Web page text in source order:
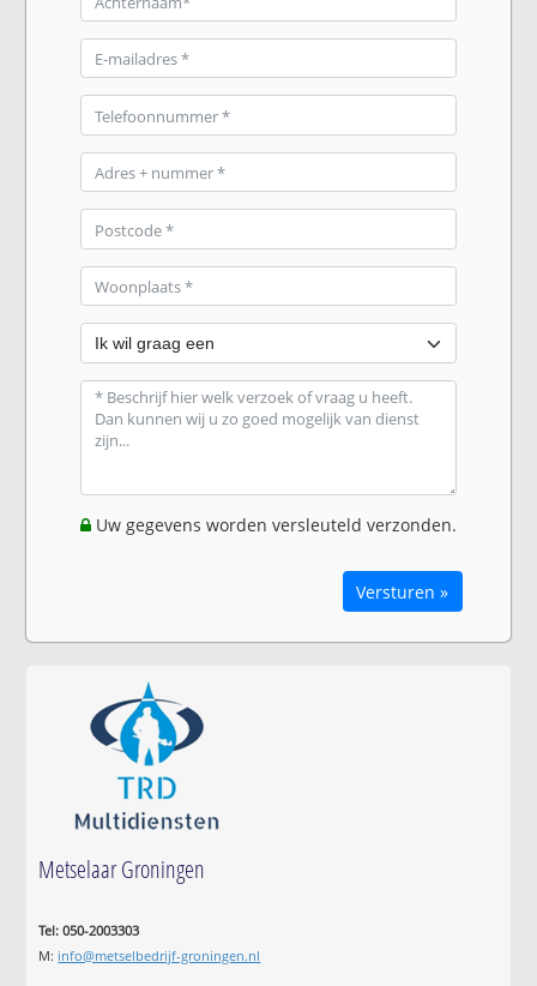
Uw gegevens worden versleuteld verzonden.
Versturen »
Metselaar Groningen
Tel: 050-2003303
M: info@metselbedrijf-groningen.nl